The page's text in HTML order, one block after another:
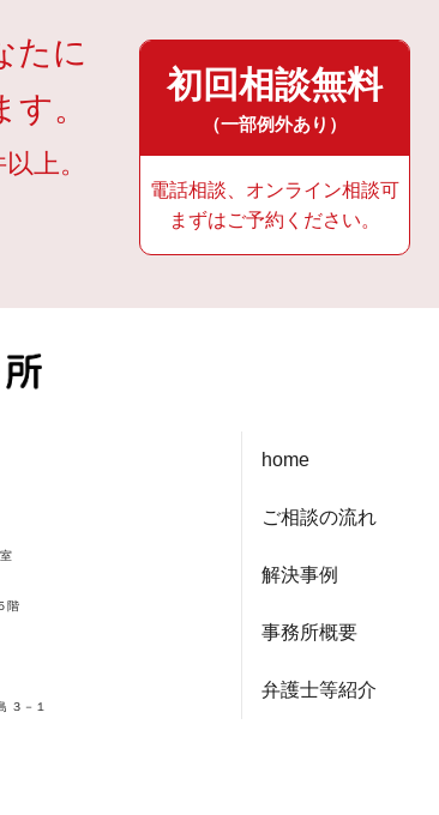
たに
。
上。
初回相談無料
（一部例外あり）
電話相談、オンライン相談可
まずはご予約ください。
階
３－１
home
ご相談の流れ
解決事例
事務所概要
弁護士等紹介